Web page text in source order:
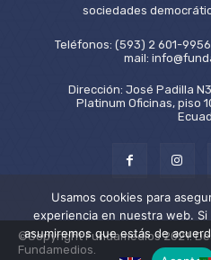
sociedades
Teléfonos: (593) 2 601-
mail:
Dirección: José Padilla
Platinum Oficinas, piso
©Copyright Fundamedios 2021.
Fundamedios.
Usamos cookies para
experiencia en nuestra web.
asumiremos que estás de